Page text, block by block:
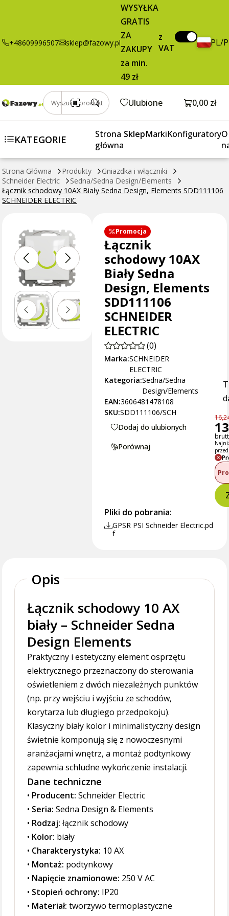
+48609996507 sklep@fazowy.pl
WYSYŁKA
GRATIS
ZA
ZAKUPY
za min.
49 zł
z
VAT
PL/
Wyszukaj produkt Ulubione Otwórz
0,00 zł
KATEGORIE
Strona
główna
SklepMarkiKonfiguratoryO
Strona Główna Produkty
Gniazdka i włączniki
Schneider Electric
Sedna/Sedna Design/Elements
Łącznik schodowy 10AX Biały Sedna Design, Elements SDD111106
SCHNEIDER ELECTRIC
Elements
ELECTRIC
brutto / szt. Dodaj do koszyka
Promocja
Łącznik
schodowy 10AX
Biały Sedna
Design, Elements
SDD111106
SCHNEIDER
ELECTRIC
(0)
Marka:SCHNEIDER
ELECTRIC
Kategoria:Sedna/Sedna
Design/Elements
EAN:3606481478108
SKU:SDD111106/SCH
Dodaj do ulubionych
Porównaj
Pliki do pobrania:
GPSR PSI Schneider Electric.pd
f
Opis
Łącznik schodowy 10 AX
biały – Schneider Sedna
Design Elements
Praktyczny i estetyczny element osprzętu
elektrycznego przeznaczony do sterowania
oświetleniem z dwóch niezależnych punktów
(np. przy wejściu i wyjściu ze schodów,
korytarza lub długiego przedpokoju).
Klasyczny biały kolor i minimalistyczny design
świetnie komponują się z nowoczesnymi
aranżacjami wnętrz, a montaż podtynkowy
zapewnia schludne wykończenie instalacji.
Dane techniczne
• Producent: Schneider Electric
• Seria: Sedna Design & Elements
• Rodzaj: łącznik schodowy
• Kolor: biały
• Charakterystyka: 10 AX
• Montaż: podtynkowy
• Napięcie znamionowe: 250 V AC
• Stopień ochrony: IP20
• Materiał: tworzywo termoplastyczne